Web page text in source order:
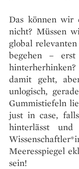
Das können wir
nicht? Müssen
global
begehen –
damit geht,
unlogisch,
Gummistiefeln
just in case,
hinterlässt
Meeresspiegel
sein!